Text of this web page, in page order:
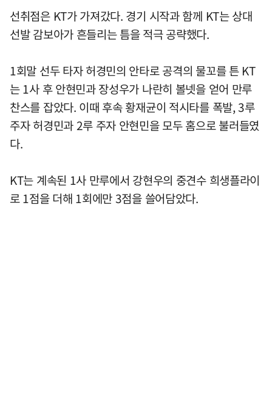
선취점은 KT가 가져갔다. 경기 시작과 함께 KT는 상대
선발 감보아가 흔들리는 틈을 적극 공략했다.
1회말 선두 타자 허경민의 안타로 공격의 물꼬를 튼 KT
는 1사 후 안현민과 장성우가 나란히 볼넷을 얻어 만루
찬스를 잡았다. 이때 후속 황재균이 적시타를 폭발, 3루
주자 허경민과 2루 주자 안현민을 모두 홈으로 불러들였
다.
KT는 계속된 1사 만루에서 강현우의 중견수 희생플라이
로 1점을 더해 1회에만 3점을 쓸어담았다.